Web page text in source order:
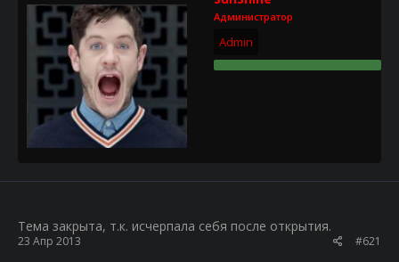
Администратор
Admin
Тема закрыта, т.к. исчерпала себя после открытия.
23 Апр 2013 #621